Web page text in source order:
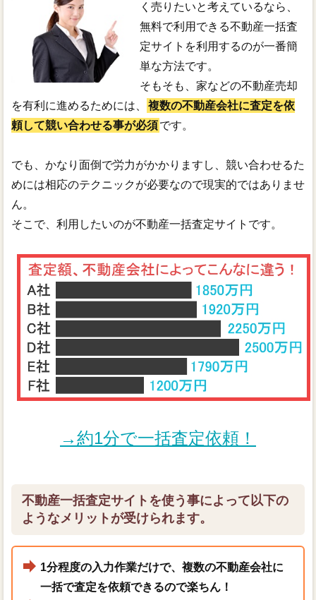
く売りたいと考えているなら、
無料で利用できる不動産一括査
定サイトを利用するのが一番簡
単な方法です。
そもそも、家などの不動産売却
を有利に進めるためには、
複数の不動産会社に査定を依
頼して競い合わせる事が必須です。
でも、かなり面倒で労力がかかりますし、競い合わせるた
めには相応のテクニックが必要なので現実的ではありませ
ん。
そこで、利用したいのが不動産一括査定サイトです。
→約1分で一括査定依頼！
不動産一括査定サイトを使う事によって以下の
ようなメリットが受けられます。
1分程度の入力作業だけで、複数の不動産会社に
一括で査定を依頼できるので楽ちん！